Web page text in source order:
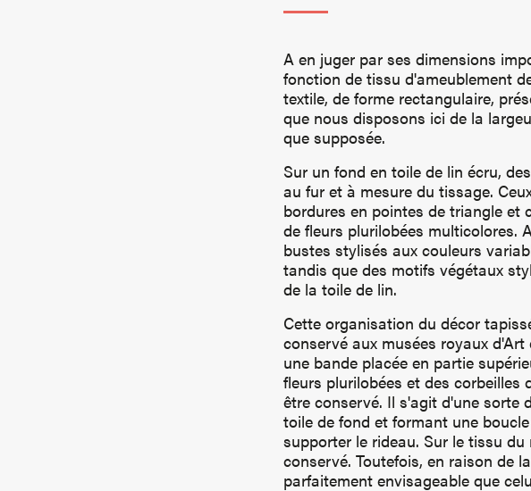
A en juger par ses dimensions
fonction de tissu d'ameublement
textile, de forme rectangulaire,
que nous disposons ici de la
que supposée.
Sur un fond en toile de lin écru,
au fur et à mesure du tissage.
bordures en pointes de triangle et
de fleurs plurilobées multicolores.
bustes stylisés aux couleurs
tandis que des motifs végétaux
de la toile de lin.
Cette organisation du décor
conservé aux musées royaux
une bande placée en partie
fleurs plurilobées et des corbeilles
être conservé. Il s'agit d'une sorte
toile de fond et formant une
supporter le rideau. Sur le tissu
conservé. Toutefois, en raison de
parfaitement envisageable que